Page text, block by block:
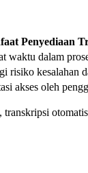
Penyediaan
waktu dalam
risiko kesalahan
akses oleh
transkripsi